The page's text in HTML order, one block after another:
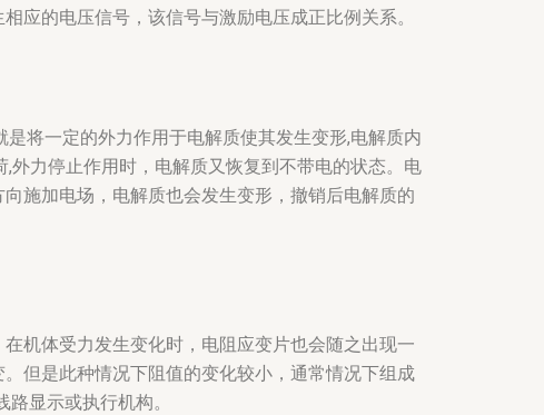
应的电压信号，该信号与激励电压成正比例关系。
将一定的外力作用于电解质使其发生变形,电解质内
外力停止作用时，电解质又恢复到不带电的状态。电
施加电场，电解质也会发生变形，撤销后电解质的
机体受力发生变化时，电阻应变片也会随之出现一
但是此种情况下阻值的变化较小，通常情况下组成
显示或执行机构。